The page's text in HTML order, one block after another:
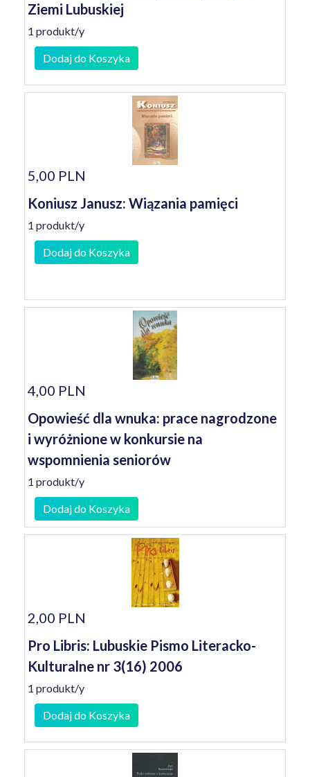
Ziemi Lubuskiej
1 produkt/y
Dodaj do Koszyka
5,00 PLN
Koniusz Janusz: Wiązania pamięci
1 produkt/y
Dodaj do Koszyka
4,00 PLN
Opowieść dla wnuka: prace nagrodzone
i wyróżnione w konkursie na
wspomnienia seniorów
1 produkt/y
Dodaj do Koszyka
2,00 PLN
Pro Libris: Lubuskie Pismo Literacko-
Kulturalne nr 3(16) 2006
1 produkt/y
Dodaj do Koszyka